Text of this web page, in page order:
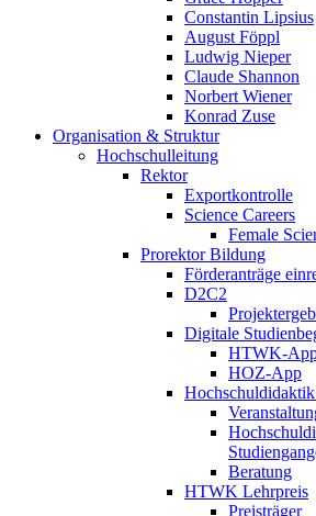
Constantin Lipsius
August Föppl
Ludwig Nieper
Claude Shannon
Norbert Wiener
Konrad Zuse
Organisation & Struktur
Hochschulleitung
Rektor
Exportkontrolle
Science Careers
Female
Prorektor Bildung
Förderanträge
D2C2
Digitale
HTWK-
HOZ-App
Beratung
HTWK Lehrpreis
Preisträger